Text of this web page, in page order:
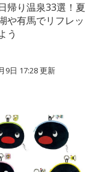
帰り温泉33選！夏
や有馬でリフレッ
う
9日 17:28更新